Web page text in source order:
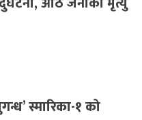
स्मारिका-१ को